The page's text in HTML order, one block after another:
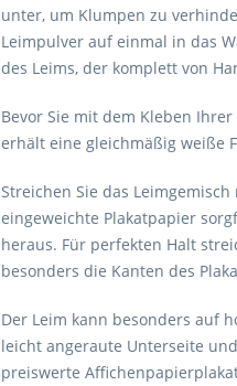
unter, um Klumpen zu
Leimpulver auf einmal in das
des Leims, der komplett von
Bevor Sie mit dem Kleben
erhält eine gleichmäßig weiße
Streichen Sie das
eingeweichte Plakatpapier
heraus. Für perfekten Halt
besonders die Kanten des
Der Leim kann besonders auf
leicht angeraute Unterseite
preiswerte